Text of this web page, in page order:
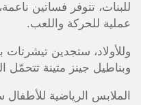
للبنات، تتوفر فساتين
عملية للحركة واللعب.
وللأولاد، ستجدين
وبناطيل جينز متينة تتحمّل
الملابس الرياضية